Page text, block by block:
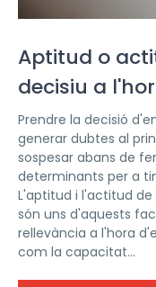
Aptitud o
decisiu a
Prendre la decisió
generar dubtes al
sospesar abans de
determinants per a
L'aptitud i l'actitud de
són uns d'aquests
rellevància a l'hora
com la capacitat...